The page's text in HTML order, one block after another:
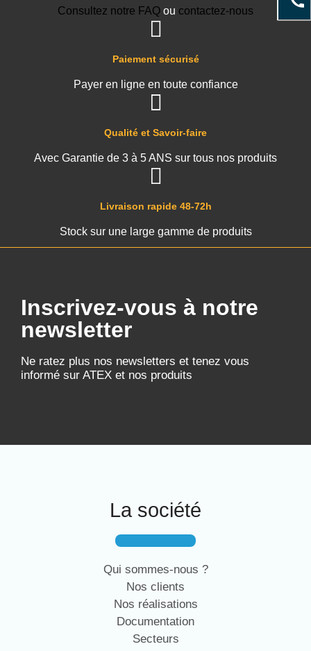
Livraison rapide 48-72h
Stock sur une large gamme de produits
Qualité et Savoir-faire
Avec Garantie de 3 à 5 ANS sur tous nos produits
Paiement sécurisé
Payer en ligne en toute confiance
Consultez notre FAQ ou contactez-nous
Inscrivez-vous à notre
newsletter
Ne ratez plus nos newsletters et tenez vous
informé sur ATEX et nos produits
La société
Qui sommes-nous ?
Nos clients
Nos réalisations
Documentation
Secteurs